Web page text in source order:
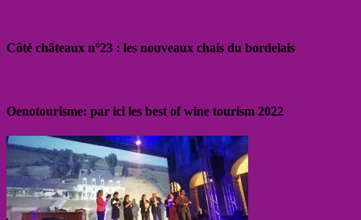
Côté châteaux n°23 : les nouveaux chais du bordelais
Oenotourisme: par ici les best of wine tourism 2022